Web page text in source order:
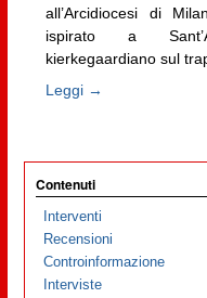
all’Arcidiocesi di
ispirato a
kierkegaardiano sul
Leggi →
Contenuti
Interventi
Recensioni
Controinformazione
Interviste